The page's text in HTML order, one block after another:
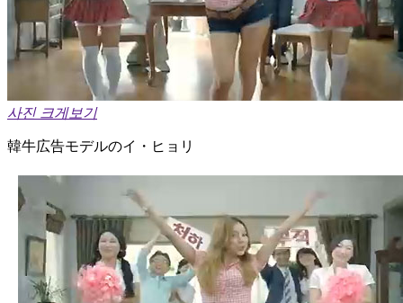
사진 크게보기
韓牛広告モデルのイ・ヒョリ